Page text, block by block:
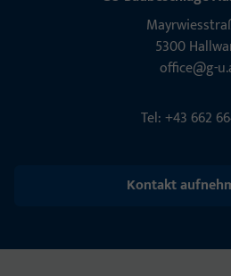
5300
office@g-
Tel: +43 662
Kontakt